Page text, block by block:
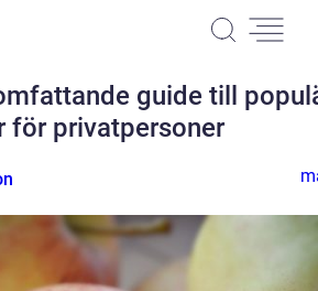
guide till
för privatpersoner